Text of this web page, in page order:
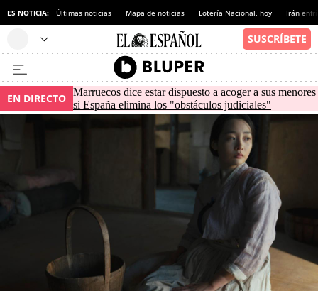
ES NOTICIA: Últimas noticias Mapa de noticias Lotería Nacional, hoy Irán
EN DIRECTO Marruecos dice estar dispuesto a acoger a sus menores
si España elimina los "obstáculos judiciales"